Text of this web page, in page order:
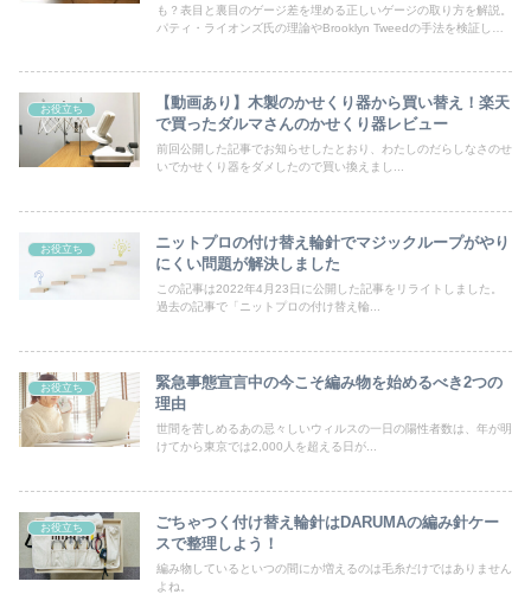
も？表目と裏目のゲージ差を埋める正しいゲージの取り方を解説。
パティ・ライオンズ氏の理論やBrooklyn Tweedの手法を検証しつ
お役立ち
【動画あり】木製のかせくり器から買い替え！楽天
で買ったダルマさんのかせくり器レビュー
前回公開した記事でお知らせしたとおり、わたしのだらしなさのせ
いでかせくり器をダメしたので買い換えまし...
お役立ち
ニットプロの付け替え輪針でマジックループがやり
にくい問題が解決しました
この記事は2022年4月23日に公開した記事をリライトしました。
過去の記事で「ニットプロの付け替え輪...
お役立ち
緊急事態宣言中の今こそ編み物を始めるべき2つの
理由
世間を苦しめるあの忌々しいウィルスの一日の陽性者数は、年が明
けてから東京では2,000人を超える日が...
お役立ち
ごちゃつく付け替え輪針はDARUMAの編み針ケー
スで整理しよう！
編み物しているといつの間にか増えるのは毛糸だけではありません
よね。